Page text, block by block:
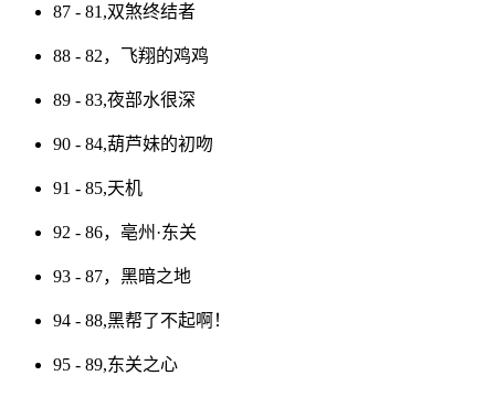
87 - 81,双煞终结者
88 - 82，飞翔的鸡鸡
89 - 83,夜部水很深
90 - 84,葫芦妹的初吻
91 - 85,天机
92 - 86，亳州·东关
93 - 87，黑暗之地
94 - 88,黑帮了不起啊！
95 - 89,东关之心